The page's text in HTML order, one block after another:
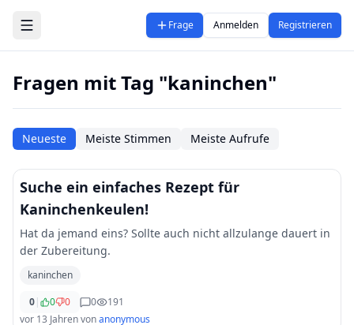
Zum Hauptinhalt springen
Frage Anmelden Registrieren
Fragen mit Tag "kaninchen"
Neueste Meiste Stimmen Meiste Aufrufe
Suche ein einfaches Rezept für
Kaninchenkeulen!
Hat da jemand eins? Sollte auch nicht allzulange dauert in
der Zubereitung.
kaninchen
0| 0 0 0
191
vor 13 Jahrenvonanonymous